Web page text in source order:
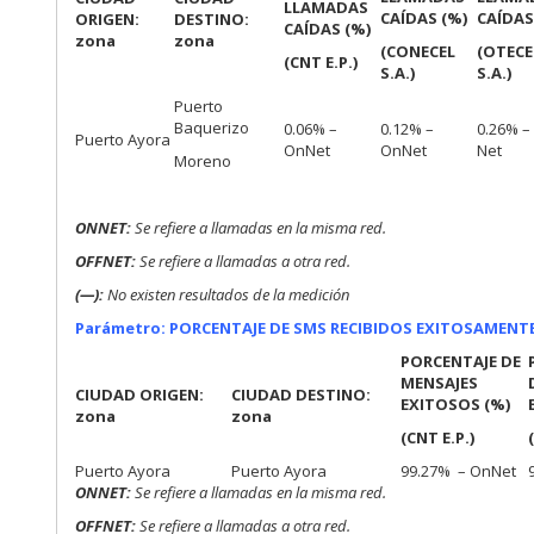
ORIGEN:
zona
DESTINO:
zona
LLAMADAS
CAÍDAS (%)
(CNT E.P.)
CAÍDAS (%)
(CONECEL
S.A.)
S.A.)
Puerto Ayora
Puerto
Baquerizo
Moreno
0.06% –
OnNet
0.12% –
OnNet
0.26%
Net
ONNET:Se refiere a llamadas en la misma red.
OFFNET:Se refiere a llamadas a otra red.
(—):No existen resultados de la medición
Parámetro: PORCENTAJE DE SMS RECIBIDOS
CIUDAD ORIGEN:
zona
CIUDAD DESTINO:
zona
PORCENTAJE DE
MENSAJES
EXITOSOS (%)
(CNT E.P.)
Puerto Ayora
Puerto Ayora 99.27% – OnNet
ONNET:Se refiere a llamadas en la misma red.
OFFNET:Se refiere a llamadas a otra red.